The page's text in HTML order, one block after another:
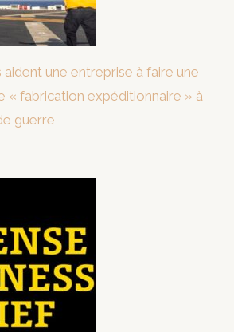
aident une entreprise à faire une
« fabrication expéditionnaire » à
guerre